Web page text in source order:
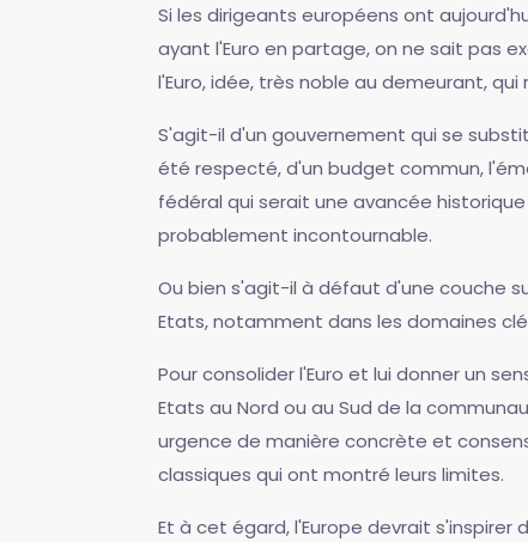
Si les dirigeants européens ont
ayant l'Euro en partage, on ne sait pas
l'Euro, idée, très noble au demeurant,
S'agit-il d'un gouvernement qui se
été respecté, d'un budget commun,
fédéral qui serait une avancée
probablement incontournable.
Ou bien s'agit-il à défaut d'une couche
Etats, notamment dans les domaines
Pour consolider l'Euro et lui donner un
Etats au Nord ou au Sud de la
urgence de manière concrète et
classiques qui ont montré leurs limites.
Et à cet égard, l'Europe devrait